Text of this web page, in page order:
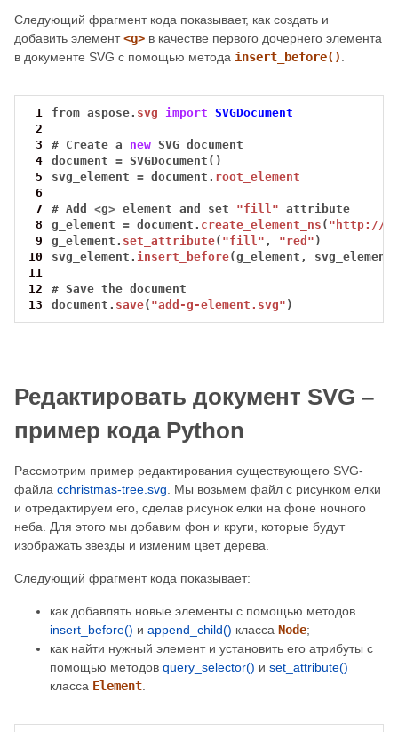
Следующий фрагмент кода показывает, как создать и
добавить элемент<g> в качестве первого дочернего элемента
в документе SVG с помощью метода insert_before()
1 from aspose. svg import
SVGDocument
2
3
# Create a new SVG document
4
document = SVGDocument()
5
svg_element = document. root_element
6
7
# Add <g> element and set "fill"
attribute
8
g_element = document. create_element_ns ( "http://
9
g_element. set_attribute( "fill" , "red" )
10
svg_element. insert_before(g_element,
11
12
# Save the document
13
document. save( "add-g-element.svg" )
Редактировать документ SVG –
пример кода Python
Рассмотрим пример редактирования существующего SVG-
файла сchristmas-tree.svg . Мы возьмем файл с рисунком елки
и отредактируем его, сделав рисунок елки на фоне ночного
неба. Для этого мы добавим фон и круги, которые будут
изображать звезды и изменим цвет дерева.
Следующий фрагмент кода показывает:
как добавлять новые элементы с помощью методов
insert_before() и append_child() класса Node;
как найти нужный элемент и установить его атрибуты с
помощью методов query_selector() и set_attribute()
класса Element